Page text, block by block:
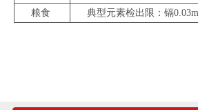
粮食
典型元素检出限：镉